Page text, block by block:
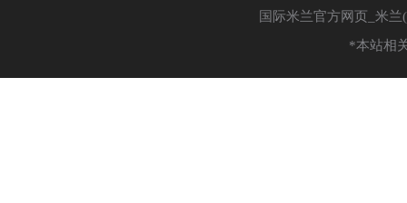
国际米兰官方网页_米
*本站相